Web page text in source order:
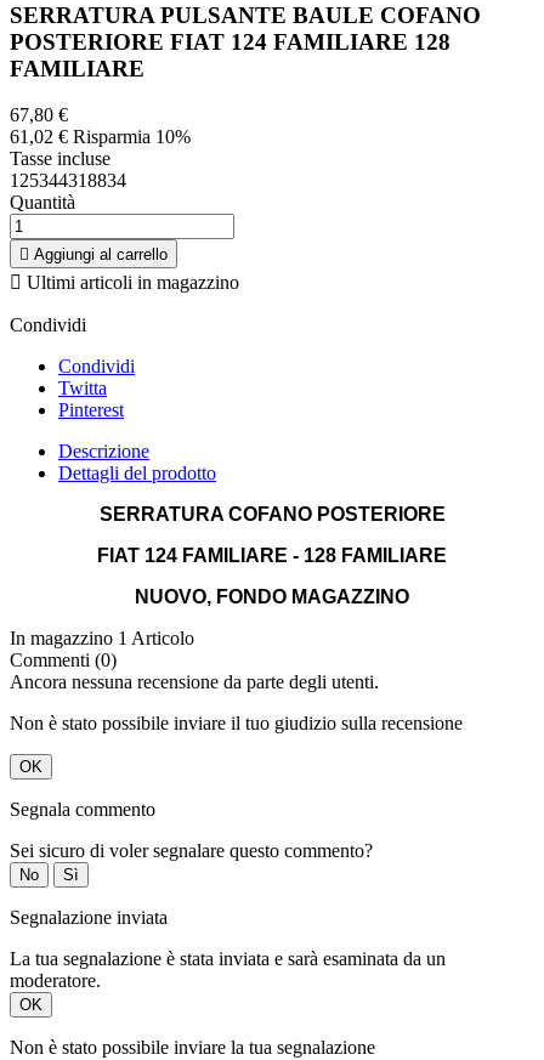
SERRATURA PULSANTE BAULE COFANO
POSTERIORE FIAT 124 FAMILIARE 128
FAMILIARE
67,80 €
61,02 € Risparmia 10%
Tasse incluse
125344318834
Quantità
 Aggiungi al carrello
 Ultimi articoli in magazzino
Condividi
Condividi
Twitta
Pinterest
Descrizione
Dettagli del prodotto
SERRATURA COFANO POSTERIORE
FIAT 124 FAMILIARE - 128 FAMILIARE
NUOVO, FONDO MAGAZZINO
In magazzino 1 Articolo
Commenti (0)
Ancora nessuna recensione da parte degli utenti.
Non è stato possibile inviare il tuo giudizio sulla recensione
OK
Segnala commento
Sei sicuro di voler segnalare questo commento?
No Sì
Segnalazione inviata
La tua segnalazione è stata inviata e sarà esaminata da un
moderatore.
OK
Non è stato possibile inviare la tua segnalazione